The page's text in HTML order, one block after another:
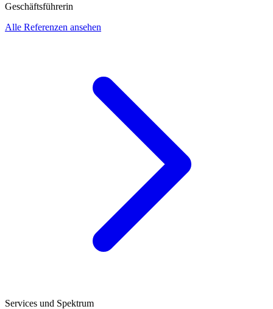
Geschäftsführerin
Alle Referenzen ansehen
Services und Spektrum